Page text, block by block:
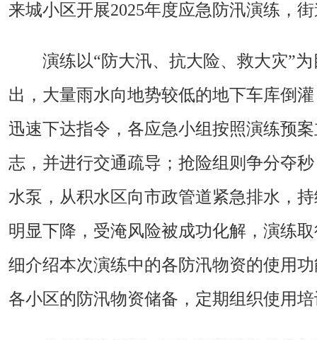
来城小区开展2025年度应急防汛演练，
演练以“防大汛、抗大险、救大灾”
出，大量雨水向地势较低的地下车库倒
迅速下达指令，各应急小组按照演练预
志，并进行交通疏导；抢险组则争分夺
水泵，从积水区向市政管道紧急排水，
明显下降，受淹风险被成功化解，演练
细介绍本次演练中的各防汛物资的使用
各小区的防汛物资储备，定期组织使用